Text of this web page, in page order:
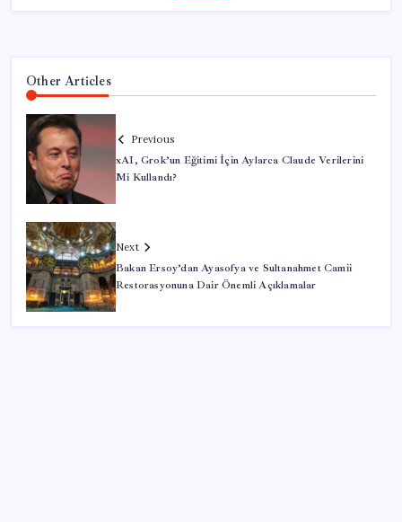
Other Articles
Previous
xAI, Grok’un Eğitimi İçin Aylarca Claude Verilerini
Mi Kullandı?
Next
Bakan Ersoy’dan Ayasofya ve Sultanahmet Camii
Restorasyonuna Dair Önemli Açıklamalar